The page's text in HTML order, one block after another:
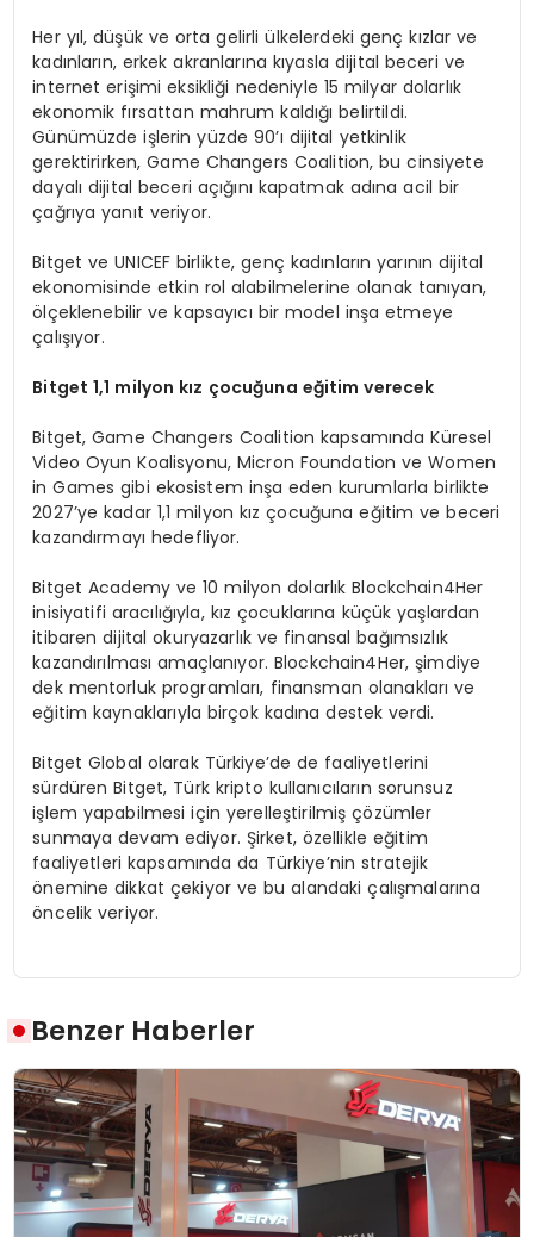
Her yıl, düşük ve orta gelirli ülkelerdeki genç kızlar ve
kadınların, erkek akranlarına kıyasla dijital beceri ve
internet erişimi eksikliği nedeniyle 15 milyar dolarlık
ekonomik fırsattan mahrum kaldığı belirtildi.
Günümüzde işlerin yüzde 90’ı dijital yetkinlik
gerektirirken, Game Changers Coalition, bu cinsiyete
dayalı dijital beceri açığını kapatmak adına acil bir
çağrıya yanıt veriyor.
Bitget ve UNICEF birlikte, genç kadınların yarının dijital
ekonomisinde etkin rol alabilmelerine olanak tanıyan,
ölçeklenebilir ve kapsayıcı bir model inşa etmeye
çalışıyor.
Bitget 1,1 milyon kız çocuğuna eğitim verecek
Bitget, Game Changers Coalition kapsamında Küresel
Video Oyun Koalisyonu, Micron Foundation ve Women
in Games gibi ekosistem inşa eden kurumlarla birlikte
2027’ye kadar 1,1 milyon kız çocuğuna eğitim ve beceri
kazandırmayı hedefliyor.
Bitget Academy ve 10 milyon dolarlık Blockchain4Her
inisiyatifi aracılığıyla, kız çocuklarına küçük yaşlardan
itibaren dijital okuryazarlık ve finansal bağımsızlık
kazandırılması amaçlanıyor. Blockchain4Her, şimdiye
dek mentorluk programları, finansman olanakları ve
eğitim kaynaklarıyla birçok kadına destek verdi.
Bitget Global olarak Türkiye’de de faaliyetlerini
sürdüren Bitget, Türk kripto kullanıcıların sorunsuz
işlem yapabilmesi için yerelleştirilmiş çözümler
sunmaya devam ediyor. Şirket, özellikle eğitim
faaliyetleri kapsamında da Türkiye’nin stratejik
önemine dikkat çekiyor ve bu alandaki çalışmalarına
öncelik veriyor.
Benzer Haberler